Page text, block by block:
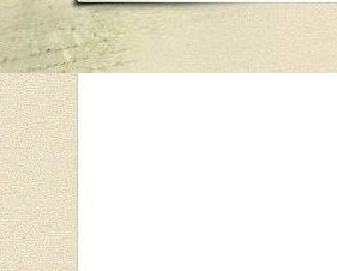
«Се, оставляется вам дом ваш
Я оставляю вас. Ибо Я столь
домом вашим...